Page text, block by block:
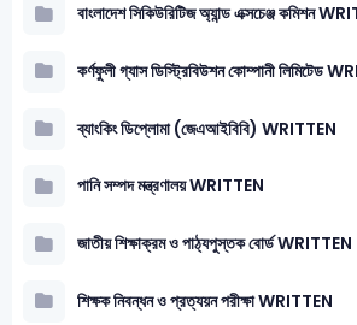
বাংলাদেশ সিকিউরিটিজ অ্যান্ড এক্সচেঞ্জ কমিশন
কর্ণফুলী গ্যাস ডিস্ট্রিবিউশন কোম্পানী লিমিটেড
ব্যাংকিং ডিপ্লোমা (জেএআইবিবি) WRITTEN
পানি সম্পদ মন্ত্রণালয় WRITTEN
জাতীয় শিক্ষাক্রম ও পাঠ্যপুস্তক বোর্ড WRITTEN
শিক্ষক নিবন্ধন ও প্রত্যয়ন পরীক্ষা WRITTEN